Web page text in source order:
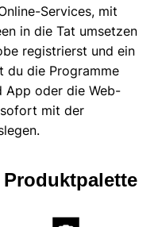
Services, mit
in die Tat umsetzen
registrierst und ein
du die Programme
App oder die Web-
mit der